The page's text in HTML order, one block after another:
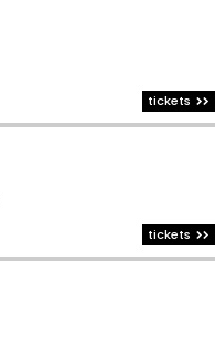
tickets
tickets